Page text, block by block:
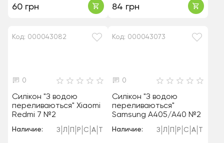
60 грн 84 грн
Код: 000043082
0
Силікон "З водою
переливаються" Xiaomi
Redmi 7 №2
Наличие: З Л Р С А
Код: 000043073
0
Силікон "З водою
переливаються"
Samsung A405/A40 №2
Наличие: З Л Р С А